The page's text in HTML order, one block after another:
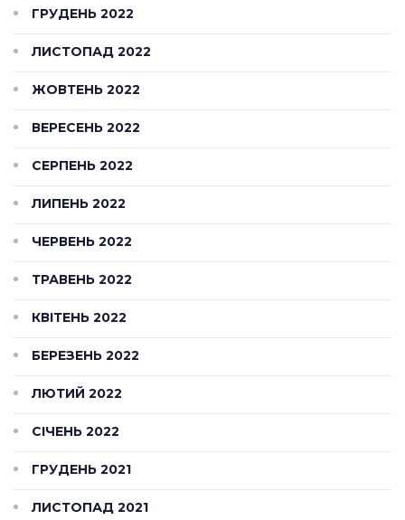
ГРУДЕНЬ 2022
ЛИСТОПАД 2022
ЖОВТЕНЬ 2022
ВЕРЕСЕНЬ 2022
СЕРПЕНЬ 2022
ЛИПЕНЬ 2022
ЧЕРВЕНЬ 2022
ТРАВЕНЬ 2022
КВІТЕНЬ 2022
БЕРЕЗЕНЬ 2022
ЛЮТИЙ 2022
СІЧЕНЬ 2022
ГРУДЕНЬ 2021
ЛИСТОПАД 2021